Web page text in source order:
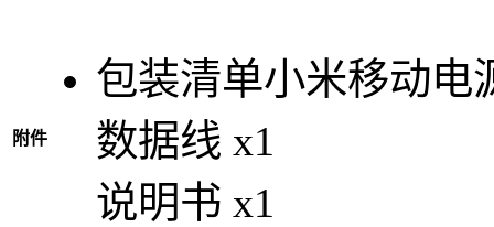
附件
包装清单小米移动电
数据线 x1
说明书 x1